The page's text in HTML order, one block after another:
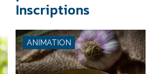
Inscriptions
ANIMATION